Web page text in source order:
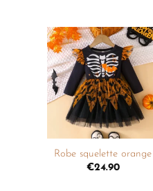
Ajouter
à la
liste de
souhaits
+
Robe squelette orange
€24.90